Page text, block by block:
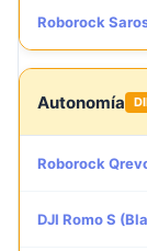
Roborock
Autonomía
Roborock
DJI Romo S